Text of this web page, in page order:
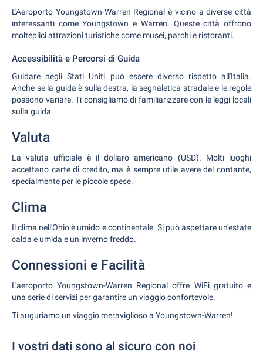
L'Aeroporto Youngstown-Warren Regional è vicino a diverse città
interessanti come Youngstown e Warren. Queste città offrono
molteplici attrazioni turistiche come musei, parchi e ristoranti.
Accessibilità e Percorsi di Guida
Guidare negli Stati Uniti può essere diverso rispetto all'Italia.
Anche se la guida è sulla destra, la segnaletica stradale e le regole
possono variare. Ti consigliamo di familiarizzare con le leggi locali
sulla guida.
Valuta
La valuta ufficiale è il dollaro americano (USD). Molti luoghi
accettano carte di credito, ma è sempre utile avere del contante,
specialmente per le piccole spese.
Clima
Il clima nell'Ohio è umido e continentale. Si può aspettare un'estate
calda e umida e un inverno freddo.
Connessioni e Facilità
L'aeroporto Youngstown-Warren Regional offre WiFi gratuito e
una serie di servizi per garantire un viaggio confortevole.
Ti auguriamo un viaggio meraviglioso a Youngstown-Warren!
I vostri dati sono al sicuro con noi